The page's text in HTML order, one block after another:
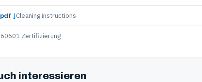
↓ Cleaning instructions
Zertifizierung
interessieren